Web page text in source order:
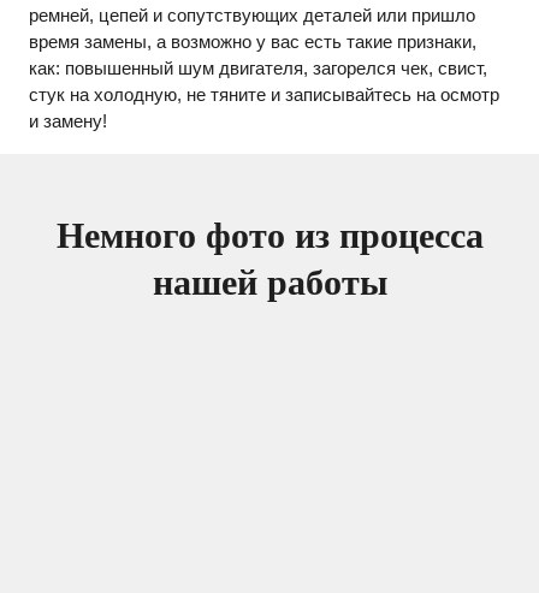
ремней, цепей и сопутствующих деталей или пришло
время замены, а возможно у вас есть такие признаки,
как: повышенный шум двигателя, загорелся чек, свист,
стук на холодную, не тяните и записывайтесь на осмотр
и замену!
Немного фото из процесса
нашей работы